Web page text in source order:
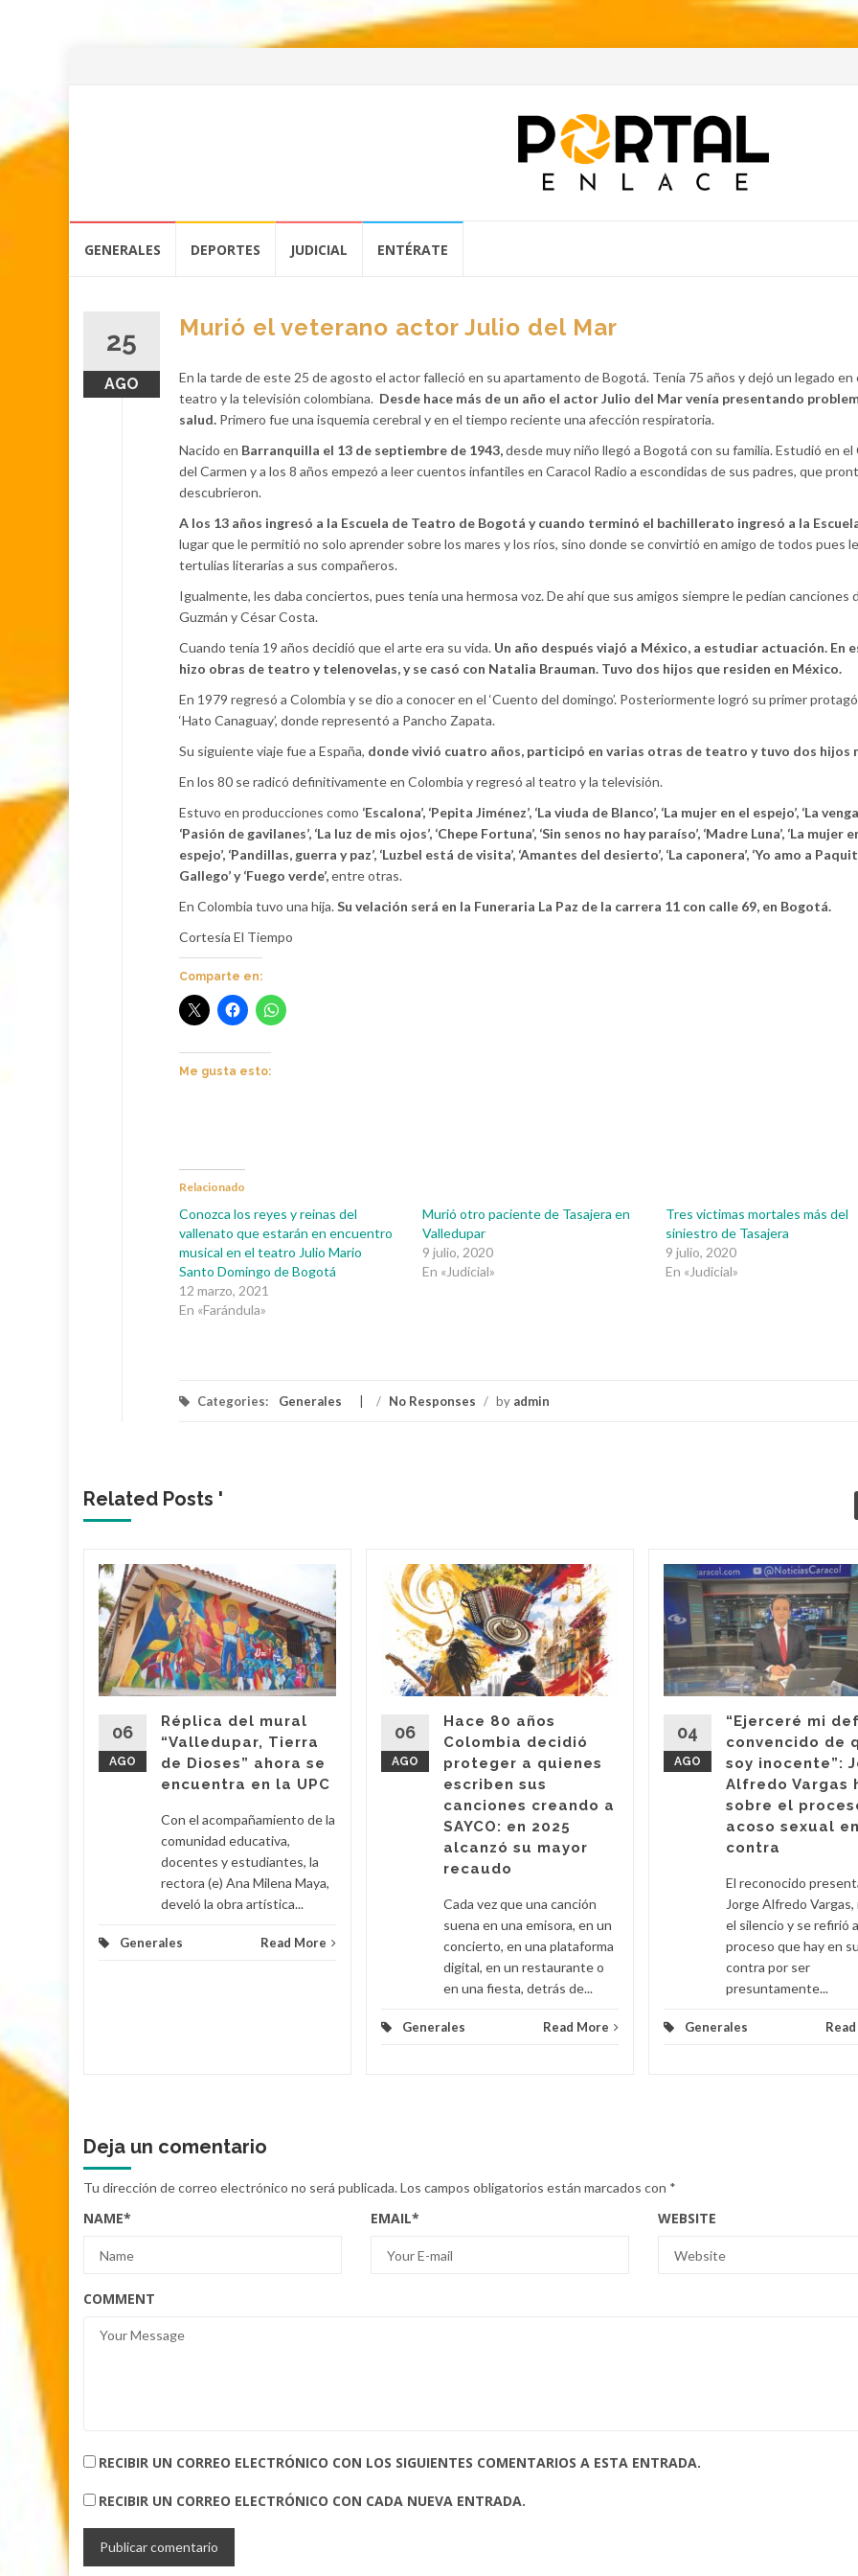
GENERALES DEPORTES JUDICIAL ENTÉRATE
25
AGO
Murió el veterano actor Julio del Mar
En la tarde de este 25 de agosto el actor falleció en su apartamento de Bogotá. Tenía 75 años y dejó un legado en
teatro y la televisión colombiana. Desde hace más de un año el actor Julio del Mar venía presentando
salud. Primero fue una isquemia cerebral y en el tiempo reciente una afección respiratoria.
Nacido en Barranquilla el 13 de septiembre de 1943,desde muy niño llegó a Bogotá con su familia. Estudió en el
del Carmen y a los 8 años empezó a leer cuentos infantiles en Caracol Radio a escondidas de sus padres, que
descubrieron.
A los 13 años ingresó a la Escuela de Teatro de Bogotá y cuando terminó el bachillerato ingresó a la
lugar que le permitió no solo aprender sobre los mares y los ríos, sino donde se convirtió en amigo de todos pues
tertulias literarias a sus compañeros.
Igualmente, les daba conciertos, pues tenía una hermosa voz. De ahí que sus amigos siempre le pedían canciones
Guzmán y César Costa.
Cuando tenía 19 años decidió que el arte era su vida. Un año después viajó a México, a estudiar actuación. En
hizo obras de teatro y telenovelas, y se casó con Natalia Brauman. Tuvo dos hijos que residen en México.
En 1979 regresó a Colombia y se dio a conocer en el ‘Cuento del domingo’. Posteriormente logró su primer
‘Hato Canaguay’, donde representó a Pancho Zapata.
Su siguiente viaje fue a España, donde vivió cuatro años, participó en varias otras de teatro y tuvo dos hijos
En los 80 se radicó definitivamente en Colombia y regresó al teatro y la televisión.
Estuvo en producciones como ‘Escalona’, ‘Pepita Jiménez’, ‘La viuda de Blanco’, ‘La mujer en el espejo’, ‘La
‘Pasión de gavilanes’, ‘La luz de mis ojos’, ‘Chepe Fortuna’, ‘Sin senos no hay paraíso’, ‘Madre Luna’, ‘La mujer
espejo’, ‘Pandillas, guerra y paz’, ‘Luzbel está de visita’, ‘Amantes del desierto’, ‘La caponera’, ‘Yo amo a
Gallego’ y ‘Fuego verde’,entre otras.
En Colombia tuvo una hija.Su velación será en la Funeraria La Paz de la carrera 11 con calle 69, en Bogotá.
Cortesía El Tiempo
Comparte en:
Me gusta esto:
Relacionado
Conozca los reyes y reinas del
vallenato que estarán en encuentro
musical en el teatro Julio Mario
Santo Domingo de Bogotá
12 marzo, 2021
En «Farándula»
Murió otro paciente de Tasajera en
Valledupar
9 julio, 2020
En «Judicial»
Tres victimas mortales más del
siniestro de Tasajera
9 julio, 2020
En «Judicial»
Categories: Generales / No Responses / by admin
Related Posts '
06
AGO
Réplica del mural
“Valledupar, Tierra
de Dioses” ahora se
encuentra en la UPC
Con el acompañamiento de la
comunidad educativa,
docentes y estudiantes, la
rectora (e) Ana Milena Maya,
develó la obra artística...
Generales Read More
06
AGO
Hace 80 años
Colombia decidió
proteger a quienes
escriben sus
canciones creando a
SAYCO: en 2025
alcanzó su mayor
recaudo
Cada vez que una canción
suena en una emisora, en un
concierto, en una plataforma
digital, en un restaurante o
en una fiesta, detrás de...
Generales Read More
04
AGO
“Ejerceré mi
convencido de
soy inocente”:
Alfredo Vargas
sobre el
acoso sexual
contra
El reconocido
Jorge Alfredo Vargas,
el silencio y se refirió
proceso que hay en su
contra por ser
presuntamente...
Generales
Deja un comentario
Tu dirección de correo electrónico no será publicada.Los campos obligatorios están marcados con *
NAME* EMAIL* WEBSITE
COMMENT
RECIBIR UN CORREO ELECTRÓNICO CON LOS SIGUIENTES COMENTARIOS A ESTA ENTRADA.
RECIBIR UN CORREO ELECTRÓNICO CON CADA NUEVA ENTRADA.